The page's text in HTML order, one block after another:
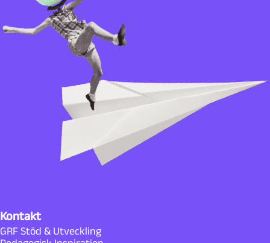
Kontakt
GRF Stöd & Utveckling